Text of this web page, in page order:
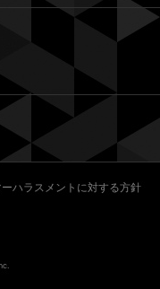
ハラスメントに対する方針